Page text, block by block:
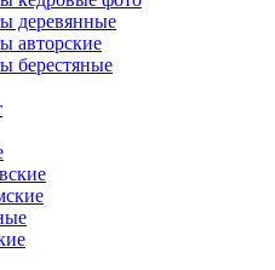
деревянные
авторские
берестяные